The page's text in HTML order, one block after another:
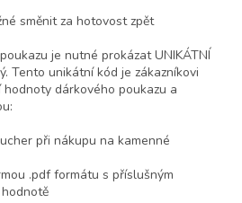
směnit za hotovost zpět
je nutné prokázat UNIKÁTNÍ
Tento unikátní kód je zákazníkovi
dárkového poukazu a
při nákupu na kamenné
.pdf formátu s příslušným